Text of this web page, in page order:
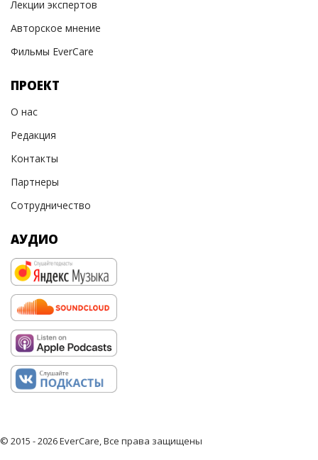
Лекции экспертов
Авторское мнение
Фильмы EverCare
ПРОЕКТ
О нас
Редакция
Контакты
Партнеры
Сотрудничество
АУДИО
© 2015 - 2026 EverCare, Все права защищены